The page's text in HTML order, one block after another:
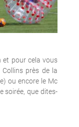
et pour cela vous
près de la
ou encore le Mc
soirée, que dites-